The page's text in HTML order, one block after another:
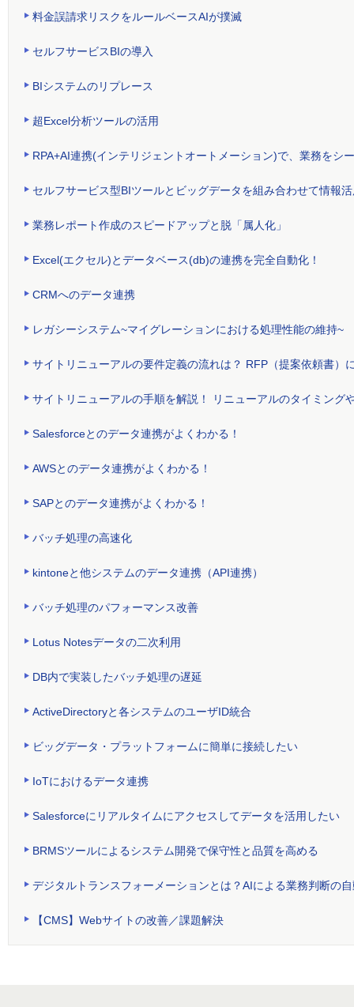
料金誤請求リスクをルールベースAIが撲滅
セルフサービスBIの導入
BIシステムのリプレース
超Excel分析ツールの活用
RPA+AI連携(インテリジェントオートメーション)で、業務をシ
セルフサービス型BIツールとビッグデータを組み合わせて情報
業務レポート作成のスピードアップと脱「属人化」
Excel(エクセル)とデータベース(db)の連携を完全自動化！
CRMへのデータ連携
レガシーシステム~マイグレーションにおける処理性能の維持~
サイトリニューアルの要件定義の流れは？ RFP（提案依頼書）
サイトリニューアルの手順を解説！ リニューアルのタイミング
Salesforceとのデータ連携がよくわかる！
AWSとのデータ連携がよくわかる！
SAPとのデータ連携がよくわかる！
バッチ処理の高速化
kintoneと他システムのデータ連携（API連携）
バッチ処理のパフォーマンス改善
Lotus Notesデータの二次利用
DB内で実装したバッチ処理の遅延
ActiveDirectoryと各システムのユーザID統合
ビッグデータ・プラットフォームに簡単に接続したい
IoTにおけるデータ連携
Salesforceにリアルタイムにアクセスしてデータを活用したい
BRMSツールによるシステム開発で保守性と品質を高める
デジタルトランスフォーメーションとは？AIによる業務判断の
【CMS】Webサイトの改善／課題解決